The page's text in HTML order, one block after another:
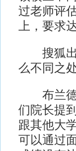
过老师评
上，要求
搜狐出
么不同之
布兰德
们院长提
跟其他大
可以通过